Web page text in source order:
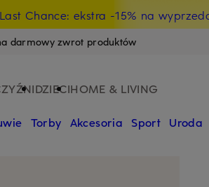
Last Chance: ekstra -15% na
darmowy zwrot produktów
DZIECIHOME & LIVING
Torby Akcesoria Sport Uroda